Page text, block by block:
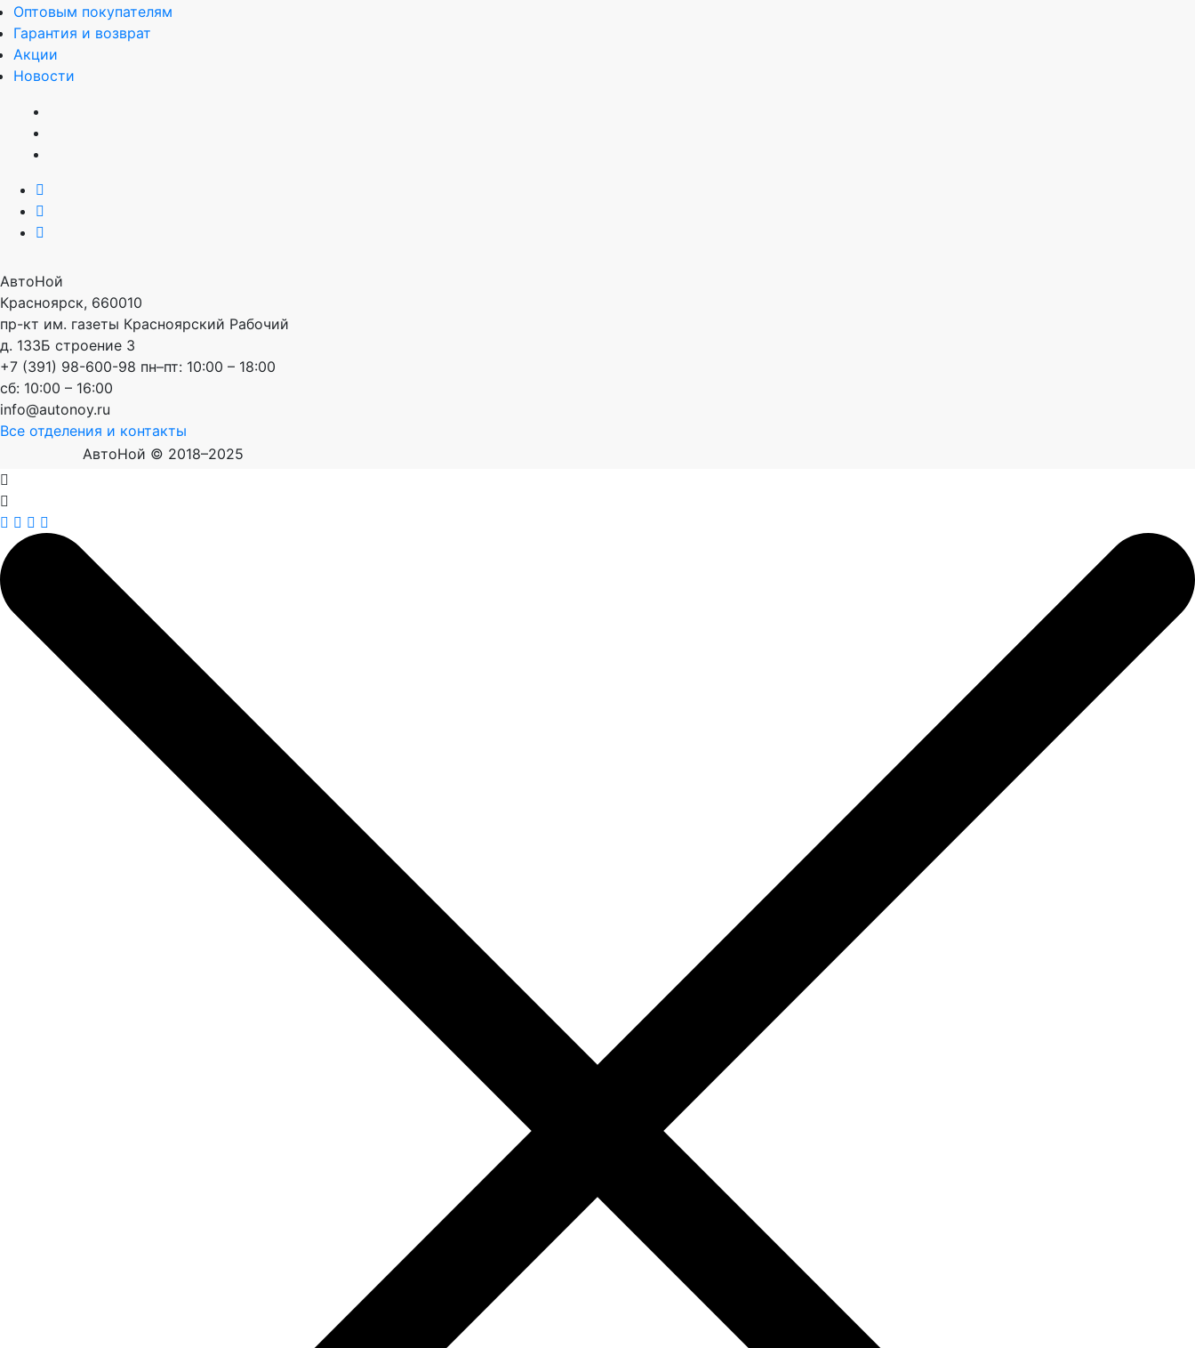
Оптовым покупателям
Гарантия и возврат
Акции
Новости
АвтоНой
Красноярск, 660010
пр-кт им. газеты Красноярский Рабочий
д. 133Б строение 3
+7 (391) 98-600-98 пн–пт: 10:00 – 18:00
сб: 10:00 – 16:00
info@autonoy.ru
Все отделения и контакты
АвтоНой © 2018–2025